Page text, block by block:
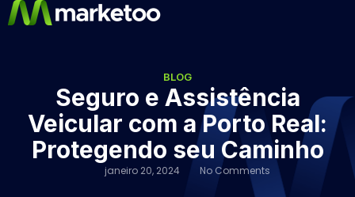
BLOG
Seguro e Assistência
Veicular com a Porto Real:
Protegendo seu Caminho
janeiro 20, 2024 No Comments